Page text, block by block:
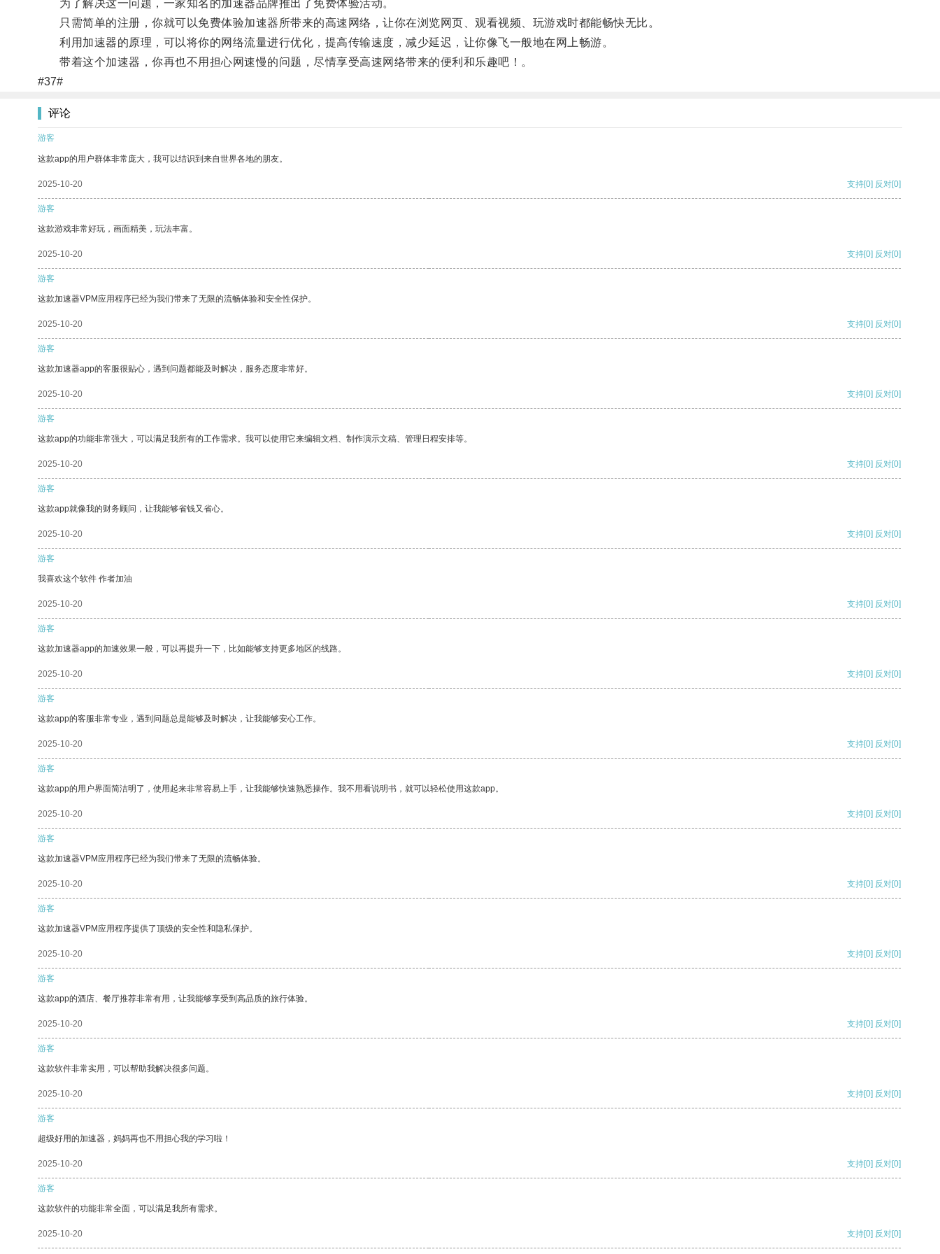
为了解决这一问题，一家知名的加速器品牌推出了免费体验活动。
只需简单的注册，你就可以免费体验加速器所带来的高速网络，让你在浏览网页、观看视频、玩游戏时都能畅快无比。
利用加速器的原理，可以将你的网络流量进行优化，提高传输速度，减少延迟，让你像飞一般地在网上畅游。
带着这个加速器，你再也不用担心网速慢的问题，尽情享受高速网络带来的便利和乐趣吧！。
#37#
评论
游客
这款app的用户群体非常庞大，我可以结识到来自世界各地的朋友。
2025-10-20 支持[0] 反对[0]
游客
这款游戏非常好玩，画面精美，玩法丰富。
2025-10-20 支持[0] 反对[0]
游客
这款加速器VPM应用程序已经为我们带来了无限的流畅体验和安全性保护。
2025-10-20 支持[0] 反对[0]
游客
这款加速器app的客服很贴心，遇到问题都能及时解决，服务态度非常好。
2025-10-20 支持[0] 反对[0]
游客
这款app的功能非常强大，可以满足我所有的工作需求。我可以使用它来编辑文档、制作演示文稿、管理日程安排等。
2025-10-20 支持[0] 反对[0]
游客
这款app就像我的财务顾问，让我能够省钱又省心。
2025-10-20 支持[0] 反对[0]
游客
我喜欢这个软件 作者加油
2025-10-20 支持[0] 反对[0]
游客
这款加速器app的加速效果一般，可以再提升一下，比如能够支持更多地区的线路。
2025-10-20 支持[0] 反对[0]
游客
这款app的客服非常专业，遇到问题总是能够及时解决，让我能够安心工作。
2025-10-20 支持[0] 反对[0]
游客
这款app的用户界面简洁明了，使用起来非常容易上手，让我能够快速熟悉操作。我不用看说明书，就可以轻松使用这款app。
2025-10-20 支持[0] 反对[0]
游客
这款加速器VPM应用程序已经为我们带来了无限的流畅体验。
2025-10-20 支持[0] 反对[0]
游客
这款加速器VPM应用程序提供了顶级的安全性和隐私保护。
2025-10-20 支持[0] 反对[0]
游客
这款app的酒店、餐厅推荐非常有用，让我能够享受到高品质的旅行体验。
2025-10-20 支持[0] 反对[0]
游客
这款软件非常实用，可以帮助我解决很多问题。
2025-10-20 支持[0] 反对[0]
游客
超级好用的加速器，妈妈再也不用担心我的学习啦！
2025-10-20 支持[0] 反对[0]
游客
这款软件的功能非常全面，可以满足我所有需求。
2025-10-20 支持[0] 反对[0]